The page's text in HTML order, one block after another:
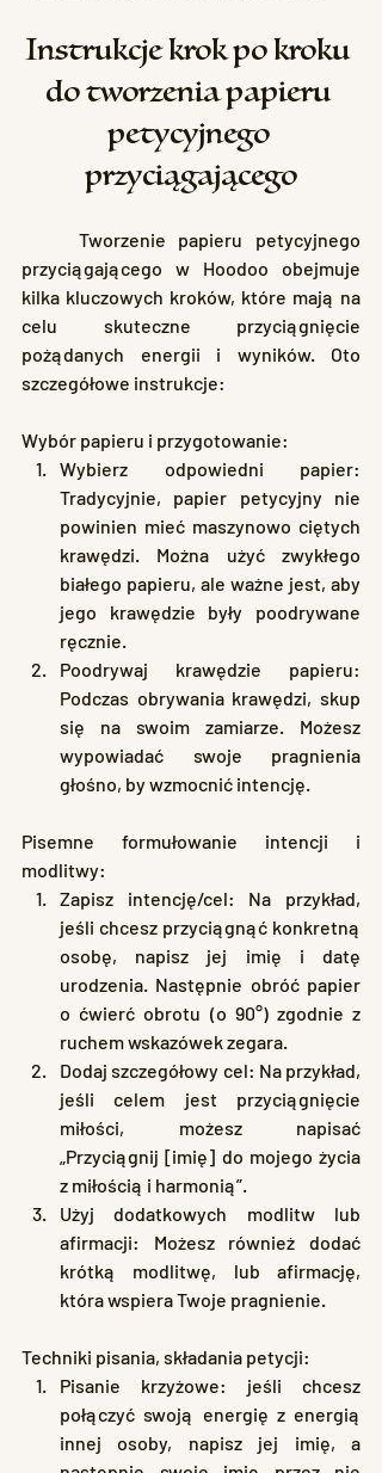
Instrukcje krok po kroku
do tworzenia papieru
petycyjnego
przyciągającego
przyciągającego w Hoodoo obejmuje
kilka kluczowych kroków, które mają na
celu skuteczne przyciągnięcie
pożądanych energii i wyników. Oto
szczegółowe instrukcje:
Wybór papieru i przygotowanie:
Wybierz odpowiedni papier:
Tradycyjnie, papier petycyjny nie
powinien mieć maszynowo ciętych
krawędzi. Można użyć zwykłego
białego papieru, ale ważne jest, aby
jego krawędzie były poodrywane
ręcznie.
Poodrywaj krawędzie papieru:
Podczas obrywania krawędzi, skup
się na swoim zamiarze. Możesz
wypowiadać swoje pragnienia
głośno, by wzmocnić intencję.
Pisemne formułowanie intencji i
modlitwy:
Zapisz intencję/cel: Na przykład,
jeśli chcesz przyciągnąć konkretną
osobę, napisz jej imię i datę
urodzenia. Następnie obróć papier
o ćwierć obrotu (o 90°) zgodnie z
ruchem wskazówek zegara.
Dodaj szczegółowy cel: Na przykład,
jeśli celem jest przyciągnięcie
miłości, możesz napisać
„Przyciągnij [imię] do mojego życia
z miłością i harmonią”.
Użyj dodatkowych modlitw lub
afirmacji: Możesz również dodać
krótką modlitwę, lub afirmację,
która wspiera Twoje pragnienie.
Techniki pisania, składania petycji:
Pisanie krzyżowe: jeśli chcesz
połączyć swoją energię z energią
innej osoby, napisz jej imię, a